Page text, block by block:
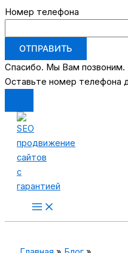
Номер телефона
ОТПРАВИТЬ
Спасибо. Мы Вам позвоним.
Оставьте номер телефона
Перейти
содержимому
Main
Menu